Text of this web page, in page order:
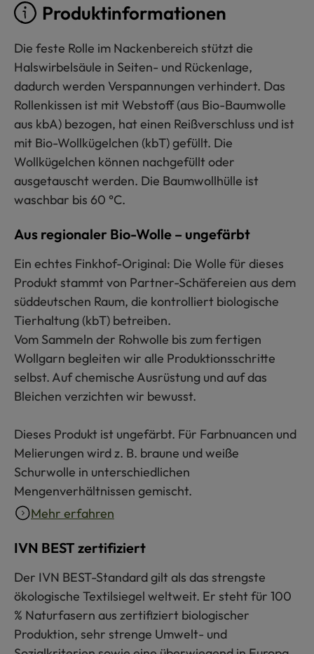
Produktinformationen
Die feste Rolle im Nackenbereich stützt die
Halswirbelsäule in Seiten- und Rückenlage,
dadurch werden Verspannungen verhindert. Das
Rollenkissen ist mit Webstoff (aus Bio-Baumwolle
aus kbA) bezogen, hat einen Reißverschluss und ist
mit Bio-Wollkügelchen (kbT) gefüllt. Die
Wollkügelchen können nachgefüllt oder
ausgetauscht werden. Die Baumwollhülle ist
waschbar bis 60 °C.
Aus regionaler Bio-Wolle – ungefärbt
Ein echtes Finkhof-Original: Die Wolle für dieses
Produkt stammt von Partner-Schäfereien aus dem
süddeutschen Raum, die kontrolliert biologische
Tierhaltung (kbT) betreiben.
Vom Sammeln der Rohwolle bis zum fertigen
Wollgarn begleiten wir alle Produktionsschritte
selbst. Auf chemische Ausrüstung und auf das
Bleichen verzichten wir bewusst.
Dieses Produkt ist ungefärbt. Für Farbnuancen und
Melierungen wird z. B. braune und weiße
Schurwolle in unterschiedlichen
Mengenverhältnissen gemischt.
Mehr erfahren
IVN BEST zertifiziert
Der IVN BEST-Standard gilt als das strengste
ökologische Textilsiegel weltweit. Er steht für 100
% Naturfasern aus zertifiziert biologischer
Produktion, sehr strenge Umwelt- und